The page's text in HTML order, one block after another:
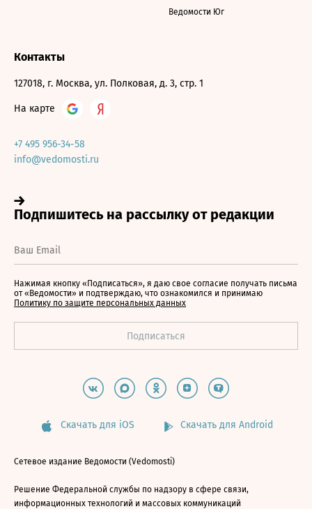
Ведомости Юг
Контакты
127018, г. Москва, ул. Полковая, д. 3, стр. 1
На карте
+7 495 956-34-58
info@vedomosti.ru
Нажимая кнопку «Подписаться», я даю свое согласие получать письма
от «Ведомости» и подтверждаю, что ознакомился и принимаю
Политику по защите персональных данных
Скачать для iOS Скачать для Android
Сетевое издание Ведомости (Vedomosti)
Решение Федеральной службы по надзору в сфере связи,
информационных технологий и массовых коммуникаций